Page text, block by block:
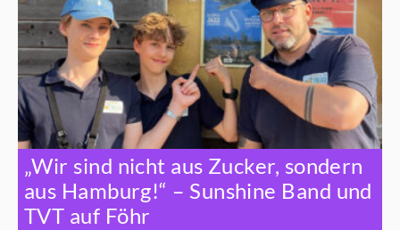
„Wir sind nicht aus Zucker, sondern
aus Hamburg!“ – Sunshine Band und
TVT auf Föhr